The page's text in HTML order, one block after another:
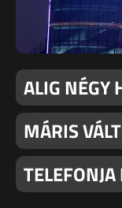
ALIG NÉGY
MÁRIS